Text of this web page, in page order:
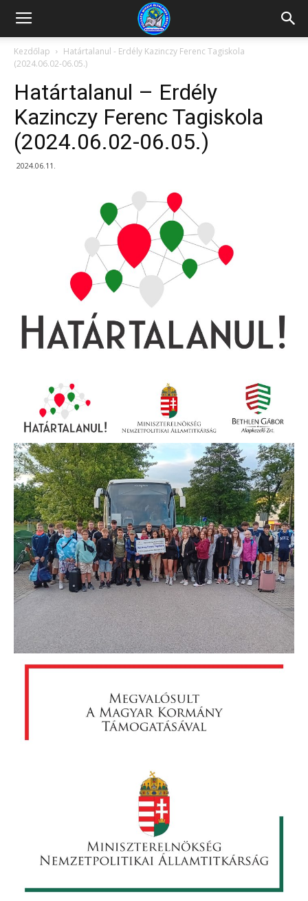
Kazincbarcikai
Pollack
Mihály
Kezdőlap
Határtalanul - Erdély Kazinczy Ferenc Tagiskola
(2024.06.02-06.05.)
Határtalanul – Erdély
Kazinczy Ferenc Tagiskola
(2024.06.02-06.05.)
2024.06.11.